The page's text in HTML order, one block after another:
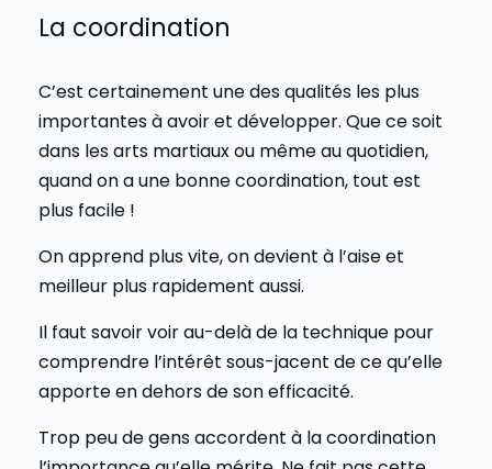
La coordination
C’est certainement une des qualités les plus
importantes à avoir et développer. Que ce soit
dans les arts martiaux ou même au quotidien,
quand on a une bonne coordination, tout est
plus facile !
On apprend plus vite, on devient à l’aise et
meilleur plus rapidement aussi.
Il faut savoir voir au-delà de la technique pour
comprendre l’intérêt sous-jacent de ce qu’elle
apporte en dehors de son efficacité.
Trop peu de gens accordent à la coordination